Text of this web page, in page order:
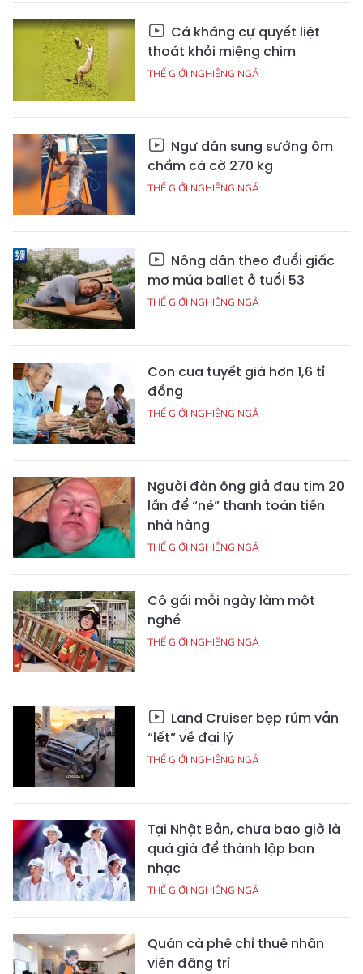
Cá kháng cự quyết liệt
thoát khỏi miệng chim
THẾ GIỚI NGHIÊNG NGẢ
Ngư dân sung sướng ôm
chầm cá cờ 270 kg
THẾ GIỚI NGHIÊNG NGẢ
Nông dân theo đuổi giấc
mơ múa ballet ở tuổi 53
THẾ GIỚI NGHIÊNG NGẢ
Con cua tuyết giá hơn 1,6 tỉ
đồng
THẾ GIỚI NGHIÊNG NGẢ
Người đàn ông giả đau tim 20
lần để “né” thanh toán tiền
nhà hàng
THẾ GIỚI NGHIÊNG NGẢ
Cô gái mỗi ngày làm một
nghề
THẾ GIỚI NGHIÊNG NGẢ
Land Cruiser bẹp rúm vẫn
“lết” về đại lý
THẾ GIỚI NGHIÊNG NGẢ
Tại Nhật Bản, chưa bao giờ là
quá già để thành lập ban
nhạc
THẾ GIỚI NGHIÊNG NGẢ
Quán cà phê chỉ thuê nhân
viên đãng trí